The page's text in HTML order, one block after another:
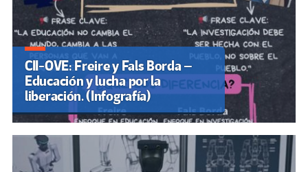
CII-OVE: Freire y Fals Borda –
Educación y lucha por la
liberación. (Infografía)